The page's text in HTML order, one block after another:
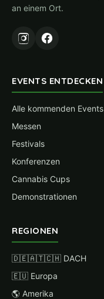
an einem Ort.
EVENTS ENTDECKEN
Alle kommenden Events
Messen
Festivals
Konferenzen
Cannabis Cups
Demonstrationen
REGIONEN
🇩🇪🇦🇹🇨🇭 DACH
🇪🇺 Europa
🌎 Amerika